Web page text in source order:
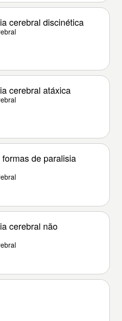
cerebral discinética
cerebral atáxica
de paralisia
cerebral não